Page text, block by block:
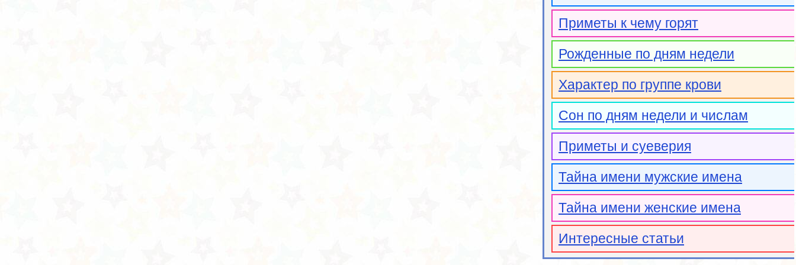
Приметы к чему горят
Рожденные по дням недели
Характер по группе крови
Сон по дням недели и числам
Приметы и суеверия
Тайна имени мужские имена
Тайна имени женские имена
Интересные статьи